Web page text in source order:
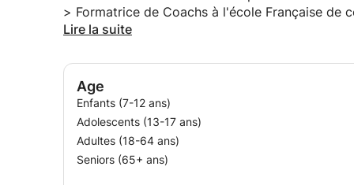
carrière ou un projet artistique, je vous
Que vous soyez un artiste souhaitant maîtriser
développer votre leadership ou une personne
propose des accompagnements sur-mesure :
=> Préparation de castings, auditions ou concerts.
=> Renforcement de l’image de soi pour
professionnels.
> Formatrice de Coachs à l'école Française de
> Praticienne en hypnose
Lire la suite
Age
Enfants (7-12 ans)
Adolescents (13-17 ans)
Adultes (18-64 ans)
Seniors (65+ ans)